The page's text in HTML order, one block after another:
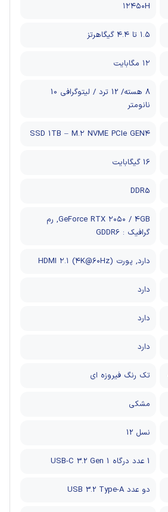
۱۲۴۵۰H
۱.۵ تا ۴.۴ گیگاهرتز
۱۲ مگابایت
8 هسته/ 12 ترد / لیتوگرافی 10
نانومتر
SSD 1TB – M.۲ NVME PCIe GEN۴
16 گیگابایت
DDR5
GeForce RTX ۲۰۵۰ / 4GB, رم
گرافیک : GDDR6
دارد, پورت HDMI ۲.۱ (۴K@۶۰Hz)
دارد
دارد
دارد
تک رنگ فیروزه ای
مشکی
نسل 12
1 عدد درگاه USB-C 3.2 Gen 1
دو عدد USB 3.2 Type-A